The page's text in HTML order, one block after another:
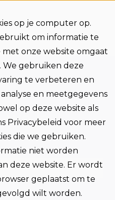
op je computer op.
om informatie te
onze website omgaat
gebruiken deze
te verbeteren en
en meetgegevens
op deze website als
Privacybeleid voor meer
die we gebruiken.
niet worden
deze website. Er wordt
geplaatst om te
wilt worden.
Download
Submenu
Taal
we je
want het zoekveld